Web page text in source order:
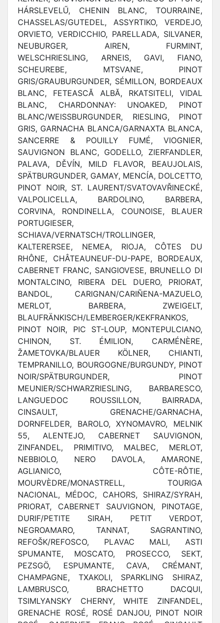
HÁRSLEVELŰ, CHENIN BLANC, TOURRAINE,
CHASSELAS/GUTEDEL, ASSYRTIKO, VERDEJO,
ORVIETO, VERDICCHIO, PARELLADA, SILVANER,
NEUBURGER, AIREN, FURMINT,
WELSCHRIESLING, ARNEIS, GAVI, FIANO,
SCHEUREBE, MTSVANE, PINOT
GRIS/GRAUBURGUNDER, SÉMILLON, BORDEAUX
BLANC, FETEASCĂ ALBĂ, RKATSITELI, VIDAL
BLANC, CHARDONNAY: UNOAKED, PINOT
BLANC/WEISSBURGUNDER, RIESLING, PINOT
GRIS, GARNACHA BLANCA/GARNAXTA BLANCA,
SANCERRE & POUILLY FUMÉ, VIOGNIER,
SAUVIGNON BLANC, GODELLO, ZIERFANDLER,
PALAVA, DĚVÍN, MILD FLAVOR, BEAUJOLAIS,
SPÄTBURGUNDER, GAMAY, MENCÍA, DOLCETTO,
PINOT NOIR, ST. LAURENT/SVATOVAVŘINECKÉ,
VALPOLICELLA, BARDOLINO, BARBERA,
CORVINA, RONDINELLA, COUNOISE, BLAUER
PORTUGIESER,
SCHIAVA/VERNATSCH/TROLLINGER,
KALTERERSEE, NEMEA, RIOJA, CÔTES DU
RHÔNE, CHÂTEAUNEUF-DU-PAPE, BORDEAUX,
CABERNET FRANC, SANGIOVESE, BRUNELLO DI
MONTALCINO, RIBERA DEL DUERO, PRIORAT,
BANDOL, CARIGNAN/CARIÑENA-MAZUELO,
MERLOT, BARBERA, ZWEIGELT,
BLAUFRÄNKISCH/LEMBERGER/KEKFRANKOS,
PINOT NOIR, PIC ST-LOUP, MONTEPULCIANO,
CHINON, ST. ÉMILION, CARMÉNÈRE,
ŽAMETOVKA/BLAUER KÖLNER, CHIANTI,
TEMPRANILLO, BOURGOGNE/BURGUNDY, PINOT
NOIR/SPÄTBURGUNDER, PINOT
MEUNIER/SCHWARZRIESLING, BARBARESCO,
LANGUEDOC ROUSSILLON, BAIRRADA,
CINSAULT, GRENACHE/GARNACHA,
DORNFELDER, BAROLO, XYNOMAVRO, MELNIK
55, ALENTEJO, CABERNET SAUVIGNON,
ZINFANDEL, PRIMITIVO, MALBEC, MERLOT,
NEBBIOLO, NERO DAVOLA, AMARONE,
AGLIANICO, CÔTE-RÔTIE,
MOURVÈDRE/MONASTRELL, TOURIGA
NACIONAL, MÉDOC, CAHORS, SHIRAZ/SYRAH,
PRIORAT, CABERNET SAUVIGNON, PINOTAGE,
DURIF/PETITE SIRAH, PETIT VERDOT,
NEGROAMARO, TANNAT, SAGRANTINO,
REFOŠK/REFOSCO, PLAVAC MALI, ASTI
SPUMANTE, MOSCATO, PROSECCO, SEKT,
PEZSGÖ, ESPUMANTE, CAVA, CRÉMANT,
CHAMPAGNE, TXAKOLI, SPARKLING SHIRAZ,
LAMBRUSCO, BRACHETTO DACQUI,
TSIMLYANSKY CHERNY, WHITE ZINFANDEL,
GRENACHE ROSÉ, ROSÉ DANJOU, PINOT NOIR